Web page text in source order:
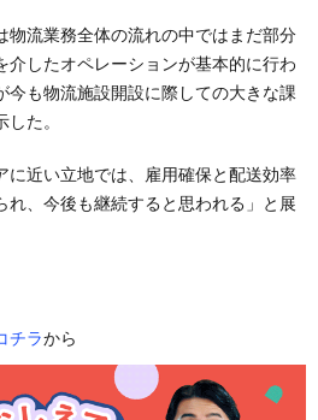
物流業務全体の流れの中ではまだ部分
介したオペレーションが基本的に行わ
今も物流施設開設に際しての大きな課
た。
に近い立地では、雇用確保と配送効率
れ、今後も継続すると思われる」と展
チラから